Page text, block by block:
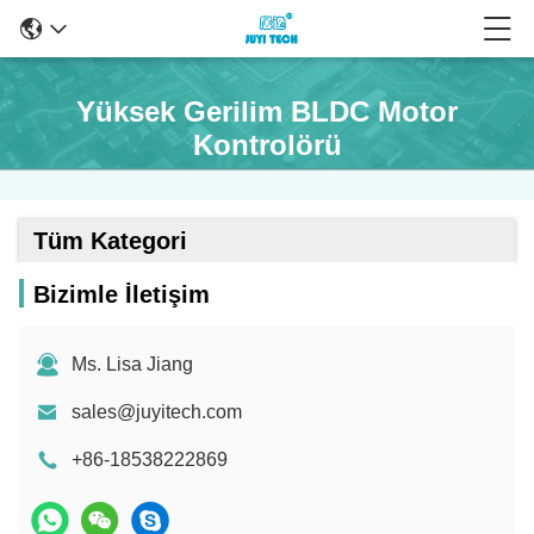
Yüksek Gerilim BLDC Motor
Kontrolörü
Tüm Kategori
Bizimle İletişim
Ms. Lisa Jiang
sales@juyitech.com
+86-18538222869